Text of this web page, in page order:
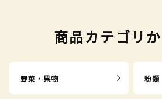
商品カテゴリ
野菜・果物 粉類